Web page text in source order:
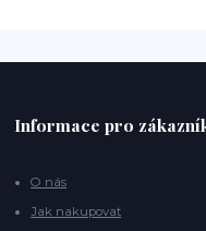
Doprava
Informace pro
O nás
Jak nakupovat